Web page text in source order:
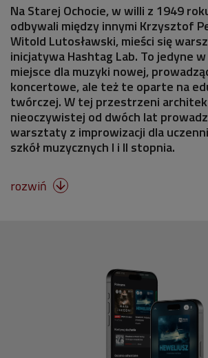
Na Starej Ochocie, w willi z 1949
odbywali między innymi Krzysztof
Witold Lutosławski, mieści się
inicjatywa Hashtag Lab. To jedyne
miejsce dla muzyki nowej,
koncertowe, ale też te oparte na
twórczej. W tej przestrzeni
nieoczywistej od dwóch lat
warsztaty z improwizacji dla
szkół muzycznych I i II stopnia.
rozwiń 